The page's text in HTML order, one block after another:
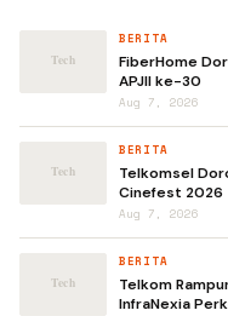
BERITA
FiberHome
APJII ke-30
Aug 7, 2026
BERITA
Telkomsel
Cinefest 2026
Aug 7, 2026
BERITA
Telkom
InfraNexia